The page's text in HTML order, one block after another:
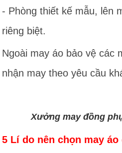
- Phòng thiết kế mẫu, lên
riêng biệt.
Ngoài may áo bảo vệ các
nhận may theo yêu cầu
Xưởng may đồng
5 Lí do nên chọn may